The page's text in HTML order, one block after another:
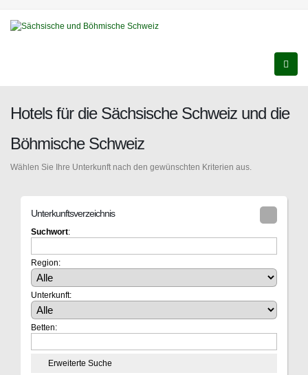
Hotels für die Sächsische Schweiz und die
Böhmische Schweiz
Wählen Sie Ihre Unterkunft nach den gewünschten Kriterien aus.
Unterkunftsverzeichnis
Suchwort:
Region:
Unterkunft:
Betten:
Erweiterte Suche